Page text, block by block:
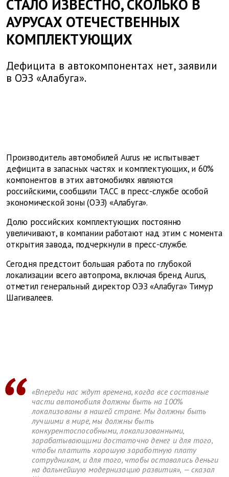
СТАЛО ИЗВЕСТНО, СКОЛЬКО В
АУРУСАХ ОТЕЧЕСТВЕННЫХ
КОМПЛЕКТУЮЩИХ
Дефицита в автокомпонентах нет, заявили
в ОЭЗ «Алабуга».
Производитель автомобилей Aurus не испытывает
дефицита в запасных частях и комплектующих, и 60%
компонентов в этих автомобилях являются
российскими, сообщили ТАСС в пресс-службе особой
экономической зоны (ОЭЗ) «Алабуга».
Долю российских комплектующих постоянно
увеличивают, в компании работают над этим с момента
открытия завода, подчеркнули в пресс-службе.
Сегодня предстоит большая работа по глубокой
локализации всего автопрома, включая бренд Aurus,
отметил генеральный директор ОЭЗ «Алабуга» Тимур
Шагивалеев.
«Впереди нас ждут времена, когда все составные
части автомобиля должны быть на 100%
локализованы в нашей стране. Мы должны быть
лучшими в мире, мы должны быть
конкурентоспособными, локализованными,
зарабатывающими достаточно денег и для того,
чтобы платить хорошую заработную плату
сотрудникам, и для того, чтобы оставались деньги
на дальнейшую модернизацию развития», — сказал